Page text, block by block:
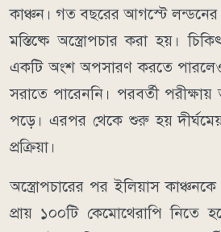
কাঞ্চন। গত বছরের আগস্টে লন্ডনের
মস্তিষ্কে অস্ত্রোপচার করা হয়।
একটি অংশ অপসারণ করতে
সরাতে পারেননি। পরবর্তী পরীক্ষায়
পড়ে। এরপর থেকে শুরু হয়
প্রক্রিয়া।
অস্ত্রোপচারের পর ইলিয়াস
প্রায় ১০০টি কেমোথেরাপি নিতে